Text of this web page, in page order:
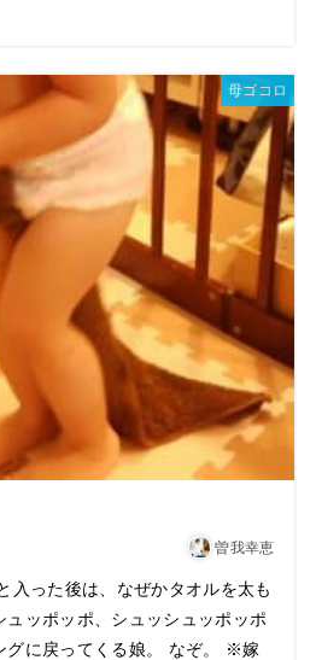
母ゴコロ
曽我幸恵
入った後は、なぜかタオルを太も
ュッポッポ、シュッシュッポッポ
グに戻ってくる娘。 なぞ。 ※嫁